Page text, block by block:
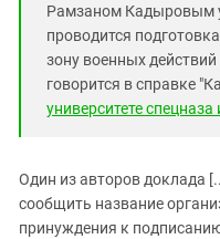
Рамзаном Кадыровым
проводится
зону военных действий
говорится в справке
университете
Один из авторов доклада
сообщить название
принуждения к